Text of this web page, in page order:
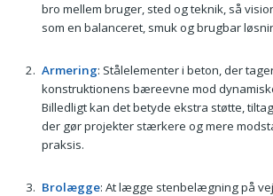
bro mellem bruger, sted og teknik, så
som en balanceret, smuk og brugbar
Armering: Stålelementer i beton, der
konstruktionens bæreevne mod
Billedligt kan det betyde ekstra støtte,
der gør projekter stærkere og mere
praksis.
Brolægge: At lægge stenbelægning på